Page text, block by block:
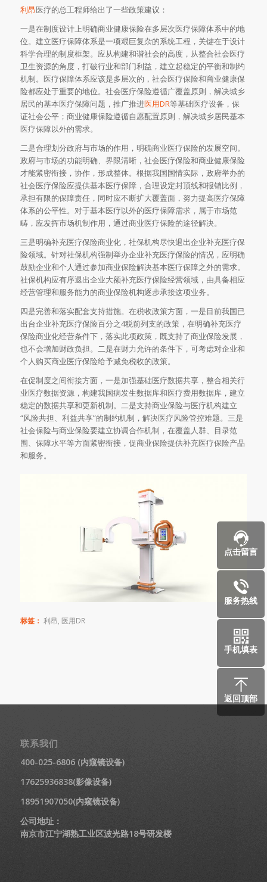
利昂医疗的总工程师给出了一些政策建议：
一是在制度设计上明确商业健康保险在多层次医疗保障体系中的地
位。建立医疗保障体系是一项艰巨复杂的系统工程，关键在于设计
科学合理的制度框架。应从构建和谐社会的高度，从整合社会医疗
卫生资源的角度，打破行业和部门利益，建立起稳定的平衡和制约
机制。医疗保障体系应该是多层次的，社会医疗保险和商业健康保
险都应处于重要的地位。社会医疗保险遵循广覆盖原则，解决城乡
居民的基本医疗保障问题，推广推进医用DR等基础医疗设备，保
证社会公平；商业健康保险遵循自愿配置原则，解决城乡居民基本
医疗保障以外的需求。
二是合理划分政府与市场的作用，明确商业医疗保险的发展空间。
政府与市场的功能明确、界限清晰，社会医疗保险和商业健康保险
才能紧密衔接，协作，形成整体。根据我国国情实际，政府举办的
社会医疗保险应提供基本医疗保障，合理设定封顶线和报销比例，
承担有限的保障责任，同时应不断扩大覆盖面，努力提高医疗保障
体系的公平性。对于基本医疗以外的医疗保障需求，属于市场范
畴，应发挥市场机制作用，通过商业医疗保险的途径解决。
三是明确补充医疗保险商业化，社保机构尽快退出企业补充医疗保
险领域。针对社保机构强制举办企业补充医疗保险的情况，应明确
鼓励企业和个人通过参加商业保险解决基本医疗保障之外的需求。
社保机构应有序退出企业大额补充医疗保险经营领域，由具备相应
经营管理和服务能力的商业保险机构逐步承接这项业务。
四是完善和落实配套支持措施。在税收政策方面，一是目前我国已
出台企业补充医疗保险百分之4税前列支的政策，在明确补充医疗
保险商业化经营条件下，落实此项政策，既支持了商业保险发展，
也不会增加财政负担。二是在财力允许的条件下，可考虑对企业和
个人购买商业医疗保险给予减免税收的政策。
在促制度之间衔接方面，一是加强基础医疗数据共享，整合相关行
业医疗数据资源，构建我国病发生数据库和医疗费用数据库，建立
稳定的数据共享和更新机制。二是支持商业保险与医疗机构建立
“风险共担、利益共享”的制约机制，解决医疗风险管控难题。三是
社会保险与商业保险要建立协调合作机制，在覆盖人群、目录范
围、保障水平等方面紧密衔接，促商业保险提供补充医疗保险产品
和服务。
标签： 利昂 医用DR
联系我们
400-025-6806 (内窥镜设备)
17625936838(影像设备)
18951907050(内窥镜设备)
公司地址：
南京市江宁湖熟工业区波光路18号研发楼
点击留言
服务热线
手机填表
返回顶部